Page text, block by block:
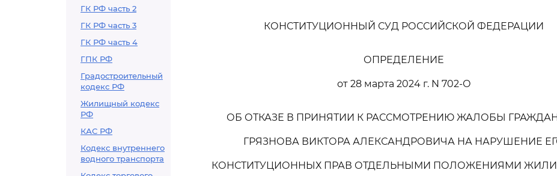
ГК РФ часть 2
ГК РФ часть 3
ГК РФ часть 4
ГПК РФ
Градостроительный
кодекс РФ
Жилищный кодекс
РФ
КАС РФ
Кодекс внутреннего
водного транспорта
КОНСТИТУЦИОННЫЙ СУД РОССИЙСКОЙ ФЕДЕРАЦИИ
ОПРЕДЕЛЕНИЕ
от 28 марта 2024 г. N 702-О
ОБ ОТКАЗЕ В ПРИНЯТИИ К РАССМОТРЕНИЮ ЖАЛОБЫ
ГРЯЗНОВА ВИКТОРА АЛЕКСАНДРОВИЧА НА НАРУШЕНИЕ
КОНСТИТУЦИОННЫХ ПРАВ ОТДЕЛЬНЫМИ ПОЛОЖЕНИЯМИ